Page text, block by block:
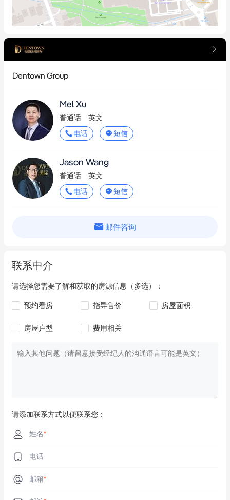
- 三个额外的储物室有助于优化业务运营
- 宽敞的临街面为高人流量提供了极佳的品牌曝光度
- 店铺后方设有便利的卫生间设施
- 步行即可到达东伍德火车站和主要公交站点
- 顾客停车方便，市政停车场就在门口
- 周围环绕着成熟的餐厅、超市和特色零售商
投资亮点：
- 租户支付所有支出——包括市政费、水费、物业费和保险费——提
- 从租赁的储物室和停车位中获得额外的被动收入
- 未来可灵活用于自用或继续租赁投资
- 投资净回报率超过4.5%
不要错过这个位于悉尼最具活力的郊区零售中心之一的热门物业
Dentown Group
Mel Xu
普通话
英文
电话
短信
Jason Wang
普通话
英文
电话
短信
邮件咨询
联系中介
请选择您需要了解和获取的房源信息（多选）：
预约看房 指导售价 房屋面积
房屋户型 费用相关
请添加联系方式以便联系您：
姓名*
电话
邮箱*